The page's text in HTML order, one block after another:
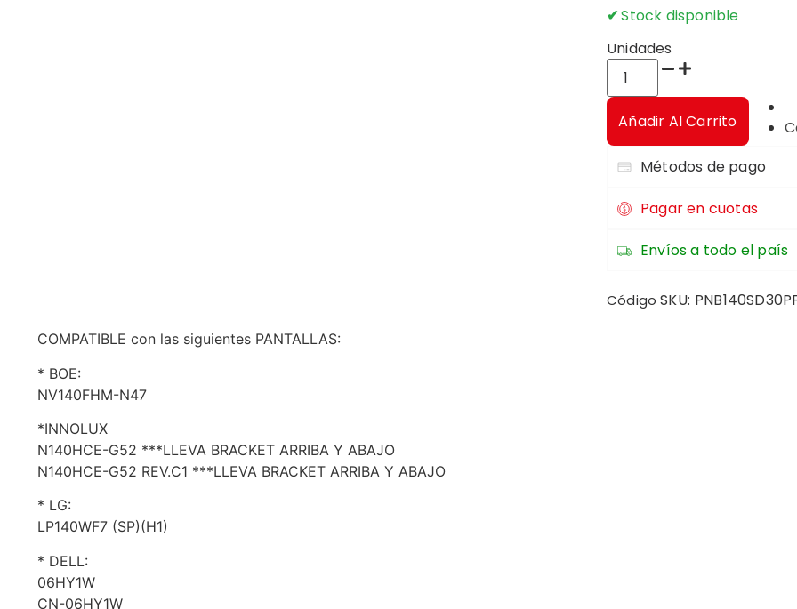
Stock disponible
Unidades
Añadir Al Carrito
Métodos de pago
Pagar en cuotas
Envíos a todo el país
Código SKU:
COMPATIBLE con las siguientes PANTALLAS:
* BOE:
NV140FHM-N47
*INNOLUX
N140HCE-G52 ***LLEVA BRACKET ARRIBA Y ABAJO
N140HCE-G52 REV.C1 ***LLEVA BRACKET ARRIBA Y ABAJO
* LG:
LP140WF7 (SP)(H1)
* DELL:
06HY1W
CN-06HY1W